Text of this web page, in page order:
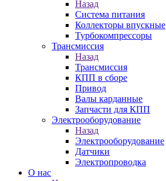
Назад
Система питания
Коллекторы впускные
Турбокомпрессоры
Трансмиссия
Назад
Трансмиссия
КПП в сборе
Привод
Валы карданные
Запчасти для КПП
Электрооборудование
Назад
Электрооборудование
Датчики
Электропроводка
О нас